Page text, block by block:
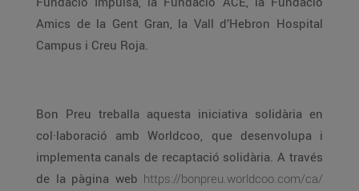
Amics de la Gent Gran, la Vall d’Hebron Hospital
Campus i Creu Roja.
Bon Preu treballa aquesta iniciativa solidària en
col·laboració amb Worldcoo, que desenvolupa i
implementa canals de recaptació solidària. A través
de la pàgina web https://bonpreu.worldcoo.com/ca/